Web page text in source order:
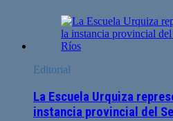
Editorial
La Escuela Urquiza
instancia provincial del